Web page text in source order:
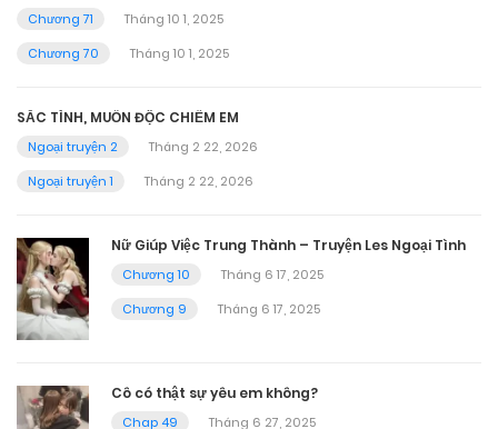
Chương 71
Tháng 10 1, 2025
Chương 70
Tháng 10 1, 2025
SẮC TÌNH, MUỐN ĐỘC CHIẾM EM
Ngoại truyện 2
Tháng 2 22, 2026
Ngoại truyện 1
Tháng 2 22, 2026
Nữ Giúp Việc Trung Thành – Truyện Les Ngoại Tình
Chương 10
Tháng 6 17, 2025
Chương 9
Tháng 6 17, 2025
Cô có thật sự yêu em không?
Chap 49
Tháng 6 27, 2025